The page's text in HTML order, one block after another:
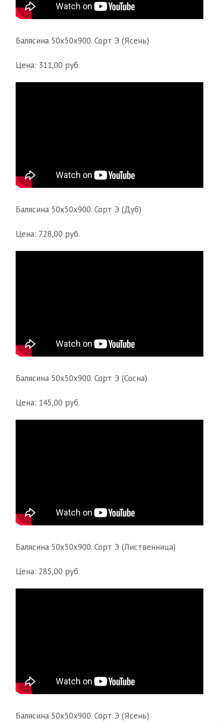
Балясина 50х50х900. Сорт Э (Ясень)
Цена: 311,00 руб.
Балясина 50х50х900. Сорт Э (Дуб)
Цена: 728,00 руб.
Балясина 50х50х900. Сорт Э (Сосна)
Цена: 145,00 руб.
Балясина 50х50х900. Сорт Э (Лиственница)
Цена: 285,00 руб.
Балясина 50х50х900. Сорт Э (Ясень)